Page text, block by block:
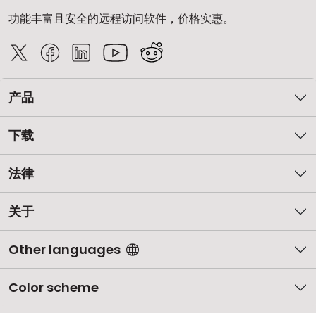
功能丰富且安全的远程访问软件，价格实惠。
产品
下载
法律
关于
Other languages
Color scheme